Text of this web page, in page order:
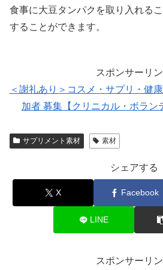
食事に大豆タンパクを取り入れる
することができます。
スポンサーリ
＜謝礼あり＞コスメ・サプリ・健
加者 募集【クリニカル・ボラン
サプリメント素材 素材
シェアする
X Facebook
LINE
スポンサーリ